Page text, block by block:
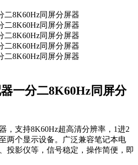
一分二8K60Hz同屏分
，支持8K60Hz超高清分辨率，1进2
两个显示设备。广泛兼容笔记本电
投影仪等，信号稳定，操作简便，即